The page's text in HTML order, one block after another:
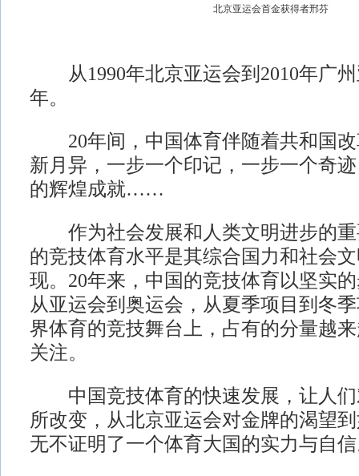
北京亚运会首金获得者邢芬
从1990年北京亚运会到2010年广州
年。
20年间，中国体育伴随着共和国改
新月异，一步一个印记，一步一个奇
的辉煌成就……
作为社会发展和人类文明进步的重
的竞技体育水平是其综合国力和社会
现。20年来，中国的竞技体育以坚实
从亚运会到奥运会，从夏季项目到冬
界体育的竞技舞台上，占有的分量越
关注。
中国竞技体育的快速发展，让人们
所改变，从北京亚运会对金牌的渴望
无不证明了一个体育大国的实力与自